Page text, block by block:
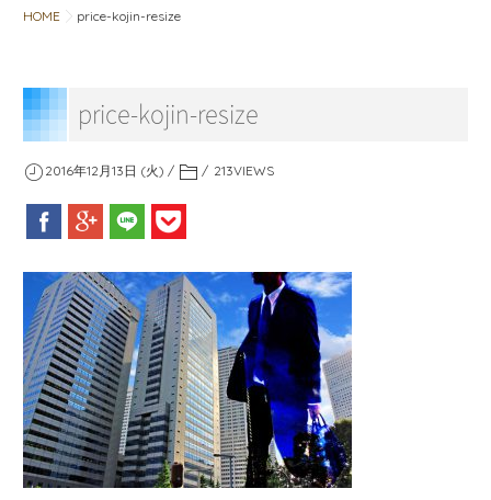
みやぎ税務会計事務所
お問合せ
HOME price-kojin-resize
price-kojin-resize
2016年12月13日 (火) 213VIEWS